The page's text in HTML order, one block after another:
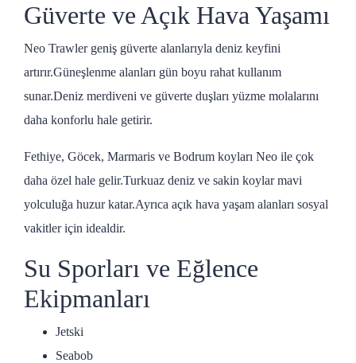
Güverte ve Açık Hava Yaşamı
Neo Trawler geniş güverte alanlarıyla deniz keyfini
artırır.Güneşlenme alanları gün boyu rahat kullanım
sunar.Deniz merdiveni ve güverte duşları yüzme molalarını
daha konforlu hale getirir.
Fethiye, Göcek, Marmaris ve Bodrum koyları Neo ile çok
daha özel hale gelir.Turkuaz deniz ve sakin koylar mavi
yolculuğa huzur katar.Ayrıca açık hava yaşam alanları sosyal
vakitler için idealdir.
Su Sporları ve Eğlence
Ekipmanları
Jetski
Seabob